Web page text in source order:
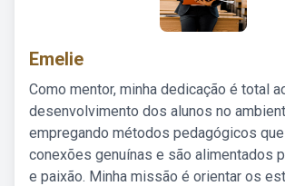
Emelie
Como mentor, minha dedicação é total
desenvolvimento dos alunos no
empregando métodos pedagógicos
conexões genuínas e são alimentados
e paixão. Minha missão é orientar os